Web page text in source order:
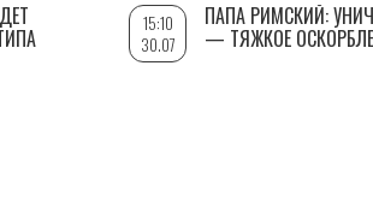
15:10
30.07
ПАПА РИМСКИЙ:
— ТЯЖКОЕ